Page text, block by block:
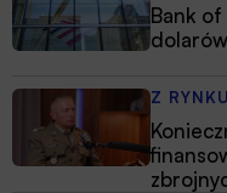
Bank
Z